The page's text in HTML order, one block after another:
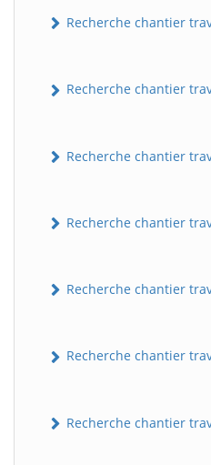
Recherche chantier
Recherche chantier
Recherche chantier
Recherche chantier
Recherche chantier
Recherche chantier
Recherche chantier
B Assistant en ligne